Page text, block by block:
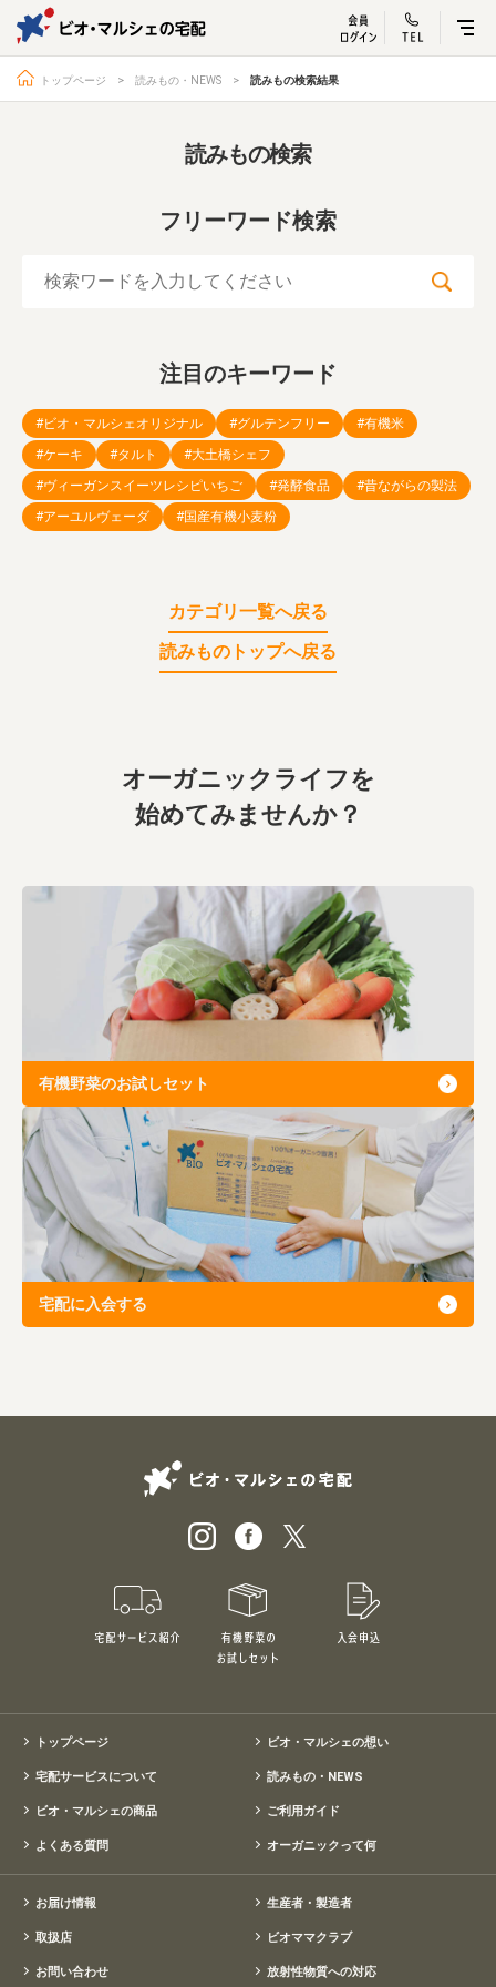
ビオ・マルシェ
宅配サービス紹介
ビオ・マルシェの商品
お届け情報
お問い合わせ 放射性物質への対応
会社概要 採用情報
業務用卸 SDGsへの取り組み
トップページ 読みもの・NEWS 読みもの検索結果
読みもの検索
フリーワード検索
注目のキーワード
#ビオ・マルシェオリジナル #グルテンフリー
#有機米
#ケーキ
#タルト
#大土橋シェフ
#ヴィーガンスイーツレシピいちご
#発酵食品
#昔ながらの製法
#アーユルヴェーダ
#国産有機小麦粉
カテゴリ一覧へ戻る
読みものトップへ戻る
オーガニックライフを
始めてみませんか？
有機野菜のお試しセット
宅配に入会する
宅配サービス紹介 有機野菜のお試しセット
トップページ ビオ・マルシェの想い
宅配サービスについて 読みもの・NEWS
ビオ・マルシェの商品 ご利用ガイド
よくある質問 オーガニックって何
お届け情報 生産者・製造者
取扱店 ビオママクラブ
お問い合わせ 放射性物質への対応